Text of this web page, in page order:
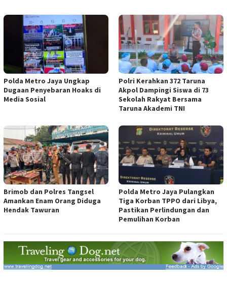
Polda Metro Jaya Ungkap
Dugaan Penyebaran Hoaks di
Media Sosial
Polri Kerahkan 372 Taruna
Akpol Dampingi Siswa di 73
Sekolah Rakyat Bersama
Taruna Akademi TNI
Brimob dan Polres Tangsel
Amankan Enam Orang Diduga
Hendak Tawuran
Polda Metro Jaya Pulangkan
Tiga Korban TPPO dari Libya,
Pastikan Perlindungan dan
Pemulihan Korban